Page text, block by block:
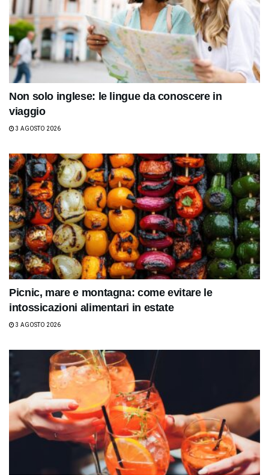
Non solo inglese: le lingue da conoscere in
viaggio
3 AGOSTO 2026
Picnic, mare e montagna: come evitare le
intossicazioni alimentari in estate
3 AGOSTO 2026